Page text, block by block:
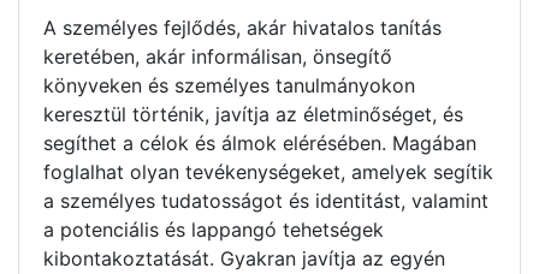
A személyes fejlődés, akár hivatalos tanítás
keretében, akár informálisan, önsegítő
könyveken és személyes tanulmányokon
keresztül történik, javítja az életminőséget, és
segíthet a célok és álmok elérésében. Magában
foglalhat olyan tevékenységeket, amelyek segítik
a személyes tudatosságot és identitást, valamint
a potenciális és lappangó tehetségek
kibontakoztatását. Gyakran javítja az egyén